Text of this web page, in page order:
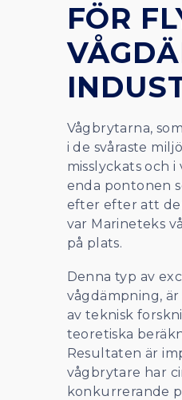
FÖR
Vågbrytarna,
i de svåraste
misslyckats och
enda pontonen
efter efter att
var Marineteks
på plats.
Denna typ av
vågdämpning,
av teknisk
teoretiska
Resultaten är
vågbrytare har
konkurrerande